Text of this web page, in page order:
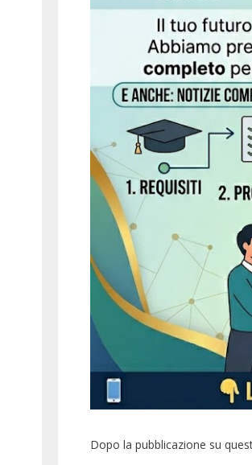
Dopo la pubblicazione su